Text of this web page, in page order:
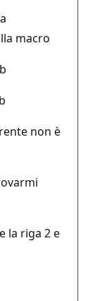
macro
non è
la riga 2 e